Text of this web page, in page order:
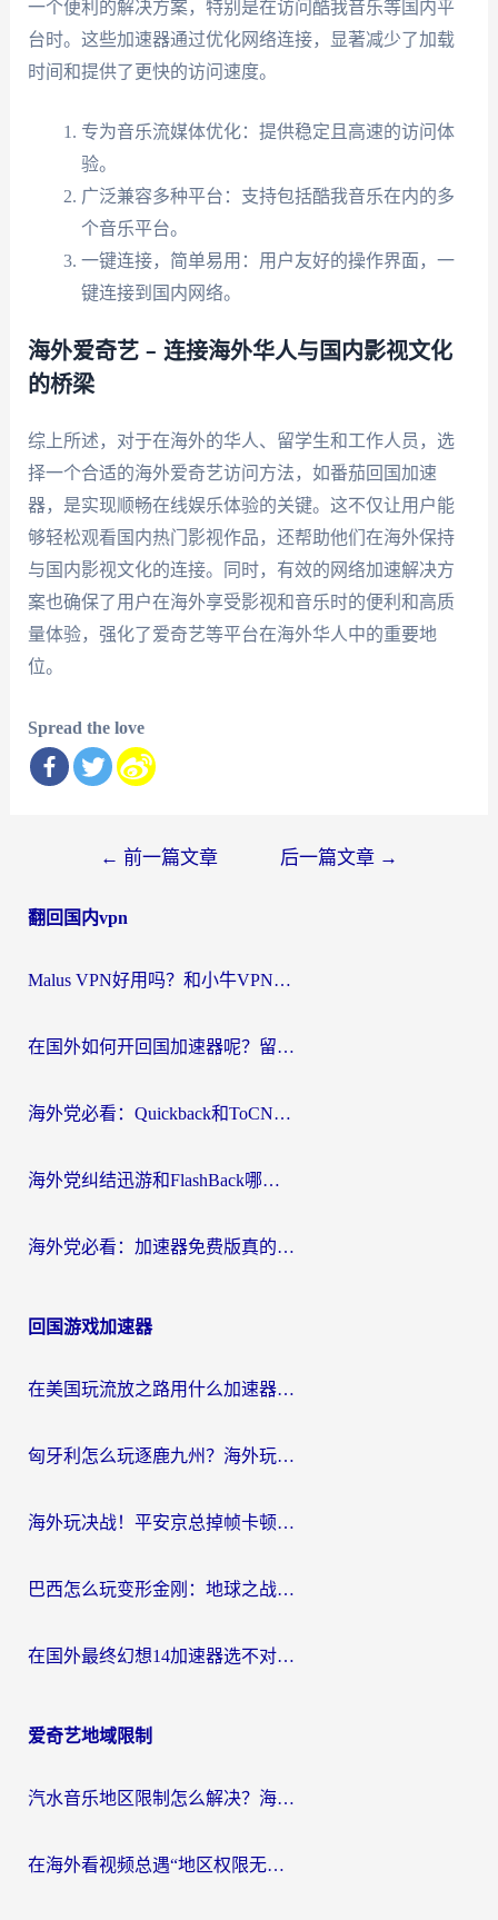
一个便利的解决方案，特别是在访问酷我音乐等国内平
台时。这些加速器通过优化网络连接，显著减少了加载
时间和提供了更快的访问速度。
专为音乐流媒体优化：提供稳定且高速的访问体
验。
广泛兼容多种平台：支持包括酷我音乐在内的多
个音乐平台。
一键连接，简单易用：用户友好的操作界面，一
键连接到国内网络。
海外爱奇艺 – 连接海外华人与国内影视文化
的桥梁
综上所述，对于在海外的华人、留学生和工作人员，选
择一个合适的海外爱奇艺访问方法，如番茄回国加速
器，是实现顺畅在线娱乐体验的关键。这不仅让用户能
够轻松观看国内热门影视作品，还帮助他们在海外保持
与国内影视文化的连接。同时，有效的网络加速解决方
案也确保了用户在海外享受影视和音乐时的便利和高质
量体验，强化了爱奇艺等平台在海外华人中的重要地
位。
Spread the love
导
← 前一篇文章 后一篇文章 →
翻回国内vpn
Malus VPN好用吗？和小牛VPN对比哪个回国效果更好？海外党亲测实用指南
在国外如何开回国加速器呢？留学生亲测的无缝访问国内资源指南
海外党必看：Quickback和ToCN好用吗？3分钟选对回国加速器的实用指南
海外党纠结迅游和FlashBack哪个好？2026实用指南教你选对回国加速器
海外党必看：加速器免费版真的能解决回国访问难题吗？附实用选择指南
回国游戏加速器
在美国玩流放之路用什么加速器？海外党国服游戏不卡顿的终极攻略
匈牙利怎么玩逐鹿九州？海外玩家国服游戏加速器终极指南（附永劫无间荣耀新三国解决方案）
海外玩决战！平安京总掉帧卡顿？用什么加速器比较好？实测指南来了
巴西怎么玩变形金刚：地球之战？海外玩家国服游戏加速终极指南（附新诛仙延迟密室逃脱18解决办法）
在国外最终幻想14加速器选不对？海外玩家的国服游戏加速避坑指南
爱奇艺地域限制
汽水音乐地区限制怎么解决？海外听国内音乐的实用指南来了
在海外看视频总遇“地区权限无法观看”？这篇攻略帮你轻松解锁国内影视动漫